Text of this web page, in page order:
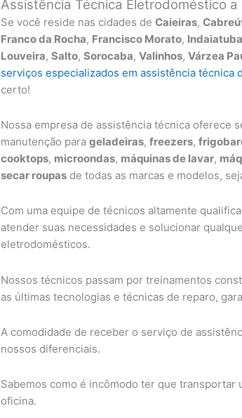
Assistência Técnica Eletrodoméstico
Se você reside nas cidades deCaieiras,
Franco da Rocha, Francisco Morato, Indaiatuba
Louveira,Salto,Sorocaba,Valinhos,Várzea
serviços especializados em assistência técnica
certo!
Nossa empresa de assistência técnica oferece
manutenção parageladeiras,freezers,
cooktops, microondas, máquinas de lavar,
secar roupas de todas as marcas e modelos,
Com uma equipe de técnicos altamente
atender suas necessidades e solucionar
eletrodomésticos.
Nossos técnicos passam por treinamentos
as últimas tecnologias e técnicas de reparo,
A comodidade de receber o serviço de
nossos diferenciais.
Sabemos como é incômodo ter que
oficina.